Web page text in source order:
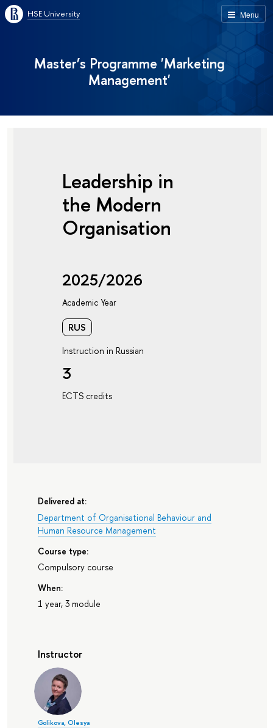
Menu
HSE University
Master’s Programme 'Marketing
Management'
Leadership in
the Modern
Organisation
2025/2026
Academic Year
RUS
Instruction in Russian
3
ECTS credits
Delivered at:
Department of Organisational Behaviour and
Human Resource Management
Course type:
Compulsory course
When:
1 year, 3 module
Instructor
Golikova, Olesya